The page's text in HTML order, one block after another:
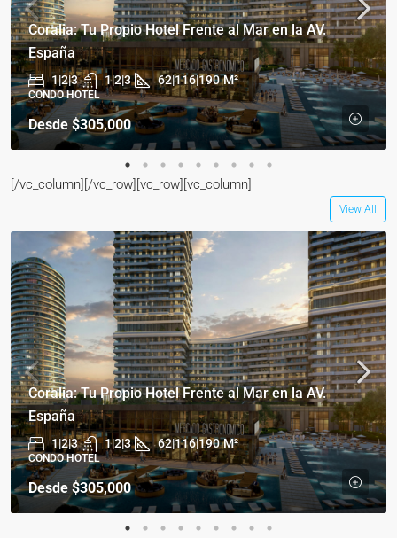
Coralia: Tu Propio Hotel Frente al Mar en la AV.
España
1|2|3 1|2|3 62|116|190 M²
CONDO HOTEL
Desde $305,000
[/vc_column][/vc_row][vc_row][vc_column]
View All
Coralia: Tu Propio Hotel Frente al Mar en la AV.
España
1|2|3 1|2|3 62|116|190 M²
CONDO HOTEL
Desde $305,000